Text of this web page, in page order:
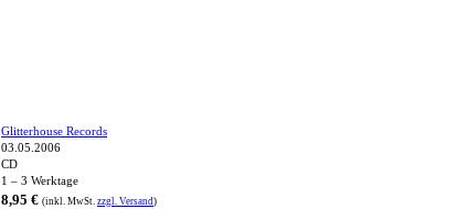
Glitterhouse Records
03.05.2006
CD
1 – 3 Werktage
8,95 € (inkl. MwSt. zzgl. Versand)